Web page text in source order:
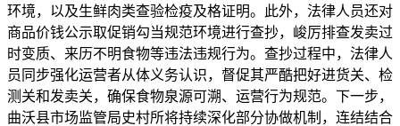
环境，以及生鲜肉类查验检疫及格证明。此外，法律人员还对
商品价钱公示取促销勾当规范环境进行查抄，峻厉排查发卖过
时变质、来历不明食物等违法违规行为。查抄过程中，法律人
员同步强化运营者从体义务认识，督促其严酷把好进货关、检
测关和发卖关，确保食物泉源可溯、运营行为规范。下一步，
曲沃县市场监管局史村所将持续深化部分协做机制，连结结合